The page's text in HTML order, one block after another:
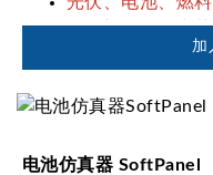
一键切换双输出
加
电池仿真器 SoftPanel